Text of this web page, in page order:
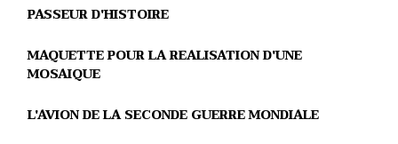
PASSEUR D'HISTOIRE
MAQUETTE POUR LA REALISATION D'UNE
MOSAIQUE
L'AVION DE LA SECONDE GUERRE MONDIALE